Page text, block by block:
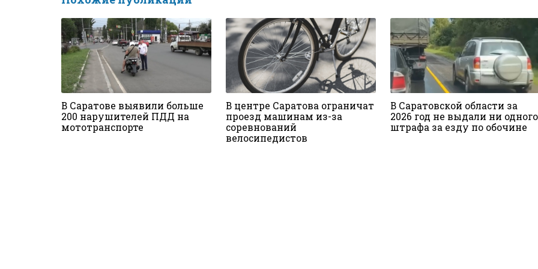
В Саратове выявили больше
200 нарушителей ПДД на
мототранспорте
В центре Саратова ограничат
проезд машинам из-за
соревнований
велосипедистов
В Саратовской области за
2026 год не выдали ни одного
штрафа за езду по обочине